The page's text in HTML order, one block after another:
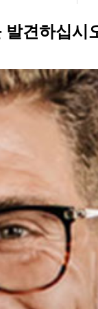
발견하십시